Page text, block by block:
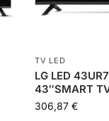
TV LED
LG LED
43″SMART
306,87€